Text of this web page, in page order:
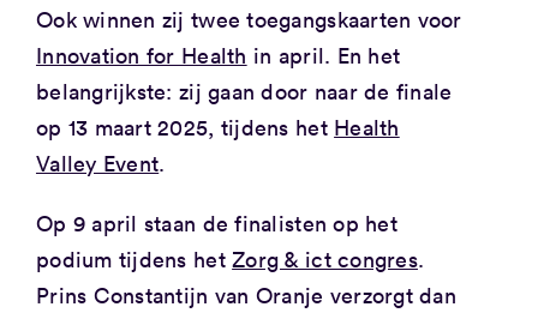
Ook winnen zij twee toegangskaarten voor
Innovation for Health in april. En het
belangrijkste: zij gaan door naar de finale
op 13 maart 2025, tijdens het Health
Valley Event.
Op 9 april staan de finalisten op het
podium tijdens hetZorg & ict congres.
Prins Constantijn van Oranje verzorgt dan